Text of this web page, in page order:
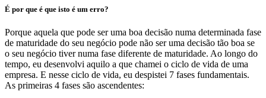
É por que é que isto é um erro?
Porque aquela que pode ser uma boa decisão numa determinada fase
de maturidade do seu negócio pode não ser uma decisão tão boa se
o seu negócio tiver numa fase diferente de maturidade. Ao longo do
tempo, eu desenvolvi aquilo a que chamei o ciclo de vida de uma
empresa. E nesse ciclo de vida, eu despistei 7 fases fundamentais.
As primeiras 4 fases são ascendentes: